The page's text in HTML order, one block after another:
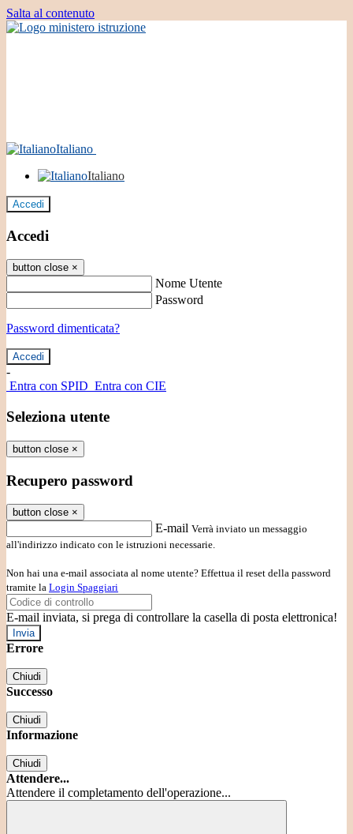
Salta al contenuto
Italiano
Italiano
Accedi
Accedi
button close ×
Nome Utente
Password
Password dimenticata?
-
Entra con SPID Entra con CIE
Seleziona utente
button close ×
Recupero password
button close ×
E-mail Verrà inviato un messaggio
all'indirizzo indicato con le istruzioni necessarie.
Non hai una e-mail associata al nome utente? Effettua il reset della password
tramite la Login Spaggiari
E-mail inviata, si prega di controllare la casella di posta elettronica!
Errore
Chiudi
Successo
Chiudi
Informazione
Chiudi
Attendere...
Attendere il completamento dell'operazione...